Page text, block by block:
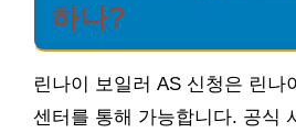
하나?
린나이 보일러 AS 신청은 린나
센터를 통해 가능합니다. 공식